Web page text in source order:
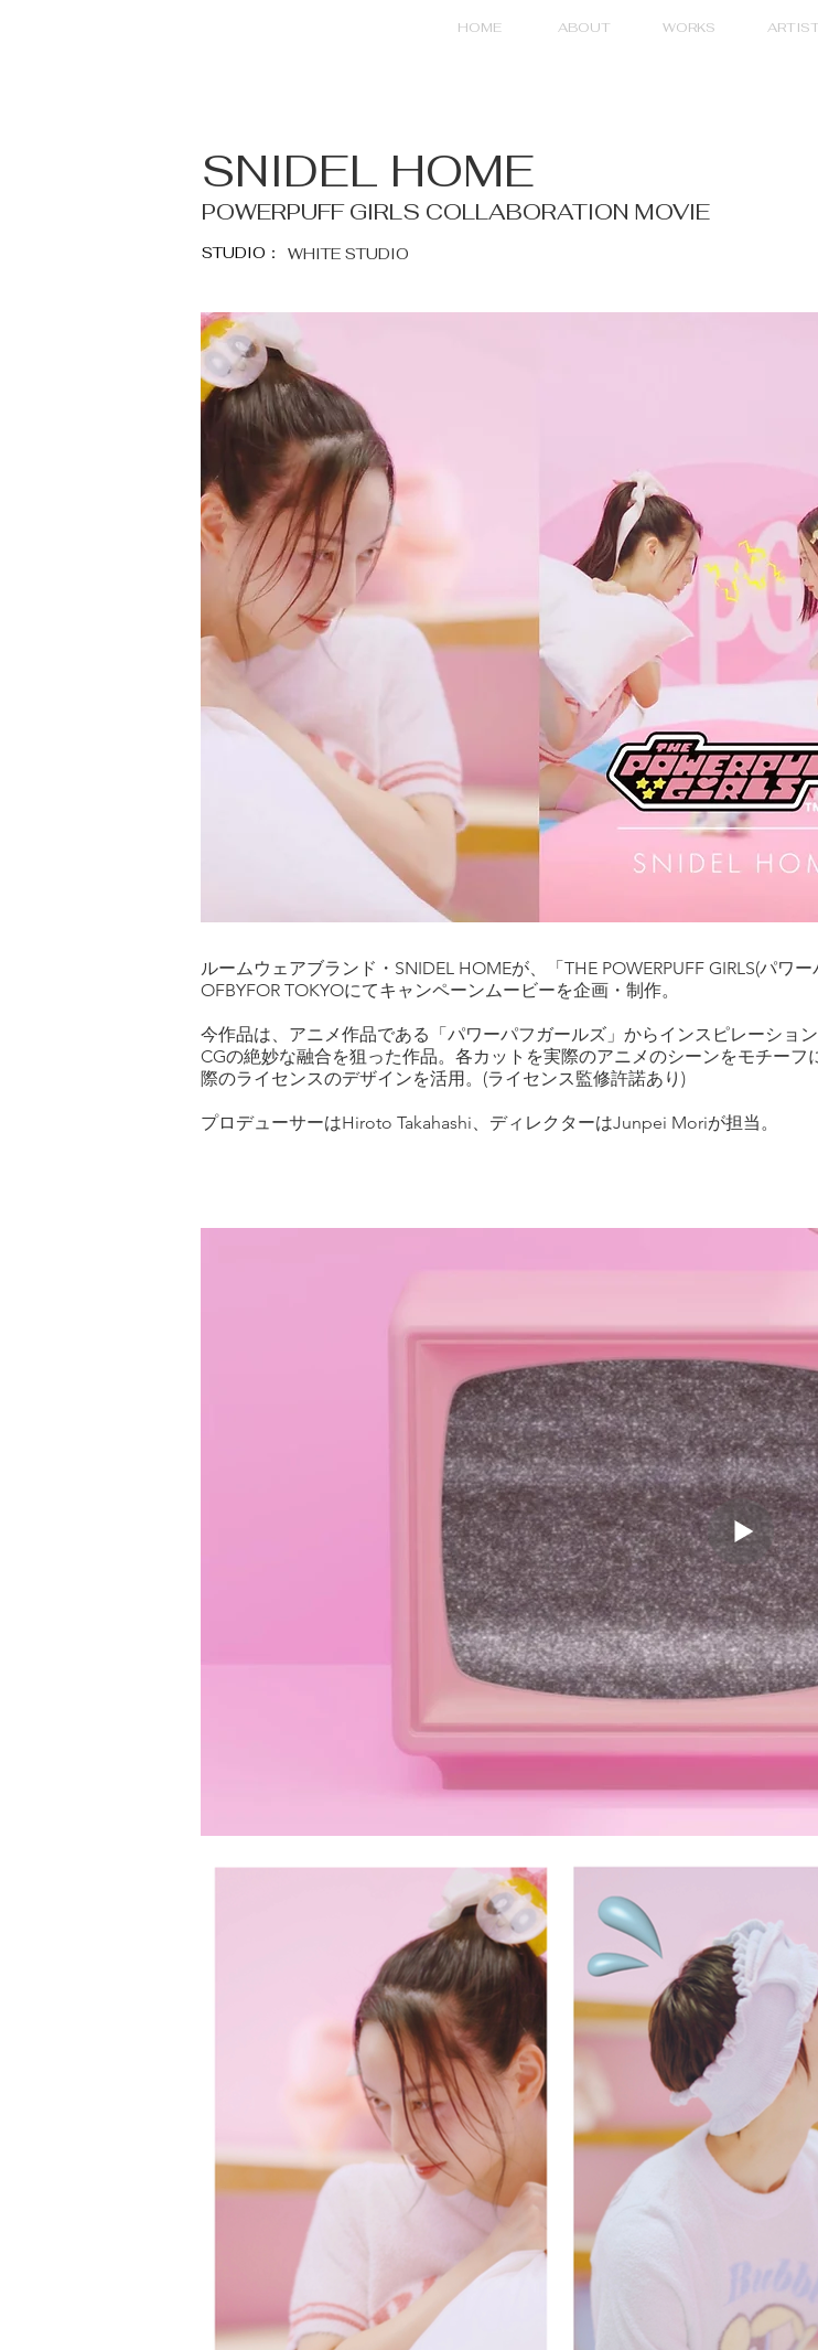
HOME ABOUT WORKS ARTIST
SNIDEL HOME
POWERPUFF GIRLS COLLABORATION MOVIE
STUDIO： WHITE STUDIO
ルームウェアブランド・SNIDEL HOMEが、「THE POWERPUFF GIRLS(パワ
OFBYFOR TOKYOにてキャンペーンムービーを企画・制作。
今作品は、アニメ作品である「パワーパフガールズ」からインスピレーショ
CGの絶妙な融合を狙った作品。各カットを実際のアニメのシーンをモチー
際のライセンスのデザインを活用。(ライセンス監修許諾あり)
プロデューサーはHiroto Takahashi、ディレクターはJunpei Moriが担当。